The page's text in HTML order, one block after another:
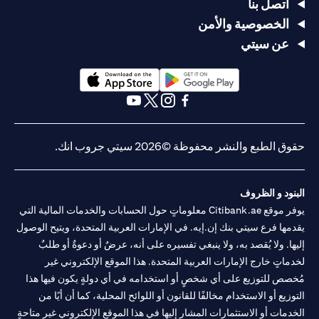
سعر
الدولار
الين
USD/JPY
في
يومًا التالية
التأثير
على
القرض
لا تأثير، لا
القرض
القرض من
الين الياباني
الدولار
105 لتحقيق
الربح، ويتم
إلغاء الأمر
الآخر (أمر
وقف
الخسارة عند
سعر
USD/JPY =
القرض من
الين الياباني
(JPY) إلى
الدولار
100 لوقف
الخسارة،
ويتم إلغاء
الأمر الآخر
(أمر جني
الأرباح عند
سعر
USD/JPY =
يتم تحويل
لأن
الطلب قد
انتهى
اتصل بنا
الخصوصية والأمن
عن سيتي
opens in a new tab
opens in a new tab
حقوق الطبع والنشر محفوظة ©2026 سيتي جروب انك.
البنود و الظروف
يوفر موقع Citibank.ae معلوماتٍ حول الحسابات والخدمات المالية التي
يقدمها فرع سيتي بنك إن.إيه. في الإمارات العربية المتحدة، ويتيح الوصول
إليها. ولا يُقصد به، ولا ينبغي تفسيره على أنه، عرضٌ أو دعوةٌ أو طلبٌ
لخدماتٍ خارج الإمارات العربية المتحدة. هذا الموقع الإلكتروني غير
مُخصص للتوزيع على أي شخصٍ أو استخدامه في أي دولةٍ يكون فيها هذا
التوزيع أو الاستخدام مخالفًا للقانون أو اللوائح المحلية، كما أن أيًا من
الخدمات أو الاستثمارات المشار إليها في هذا الموقع الإلكتروني غير متاحةٍ